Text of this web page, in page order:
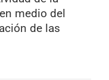
medio del
de las